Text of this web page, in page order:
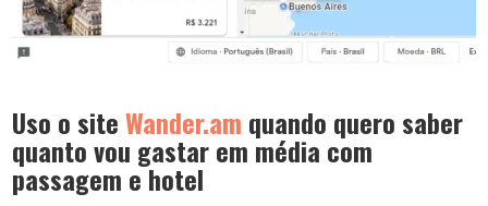
Uso o siteWander.am quando quero saber
quanto vou gastar em média com
passagem e hotel